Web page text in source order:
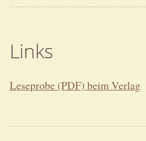
Links
Leseprobe (PDF) beim Verlag